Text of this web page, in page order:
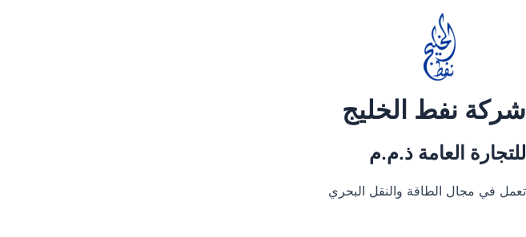
شركة نفط الخليج
للتجارة العامة ذ.م.م
تعمل في مجال الطاقة والنقل البحري